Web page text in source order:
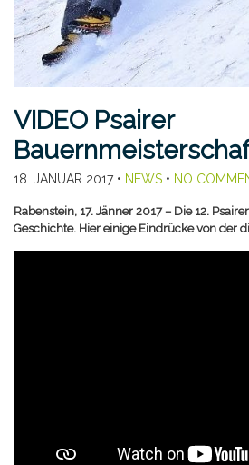
VIDEO Psairer
18. JANUAR 2017• NEWS • NO
Rabenstein, 17. Jänner 2017 – Die 12.
Geschichte. Hier einige Eindrücke von der